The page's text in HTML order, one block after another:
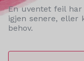
En uventet feil har
igjen senere, eller
behov.